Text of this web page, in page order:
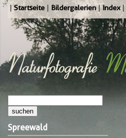
Startseite Bildergalerien Index
Spreewald